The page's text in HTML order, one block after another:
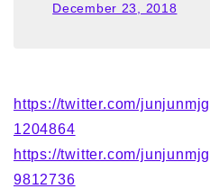
December 23, 2018
https://twitter.com/
1204864
https://twitter.com/
9812736